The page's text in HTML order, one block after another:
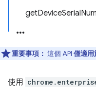
重要事項： 這個 API 僅適
使用